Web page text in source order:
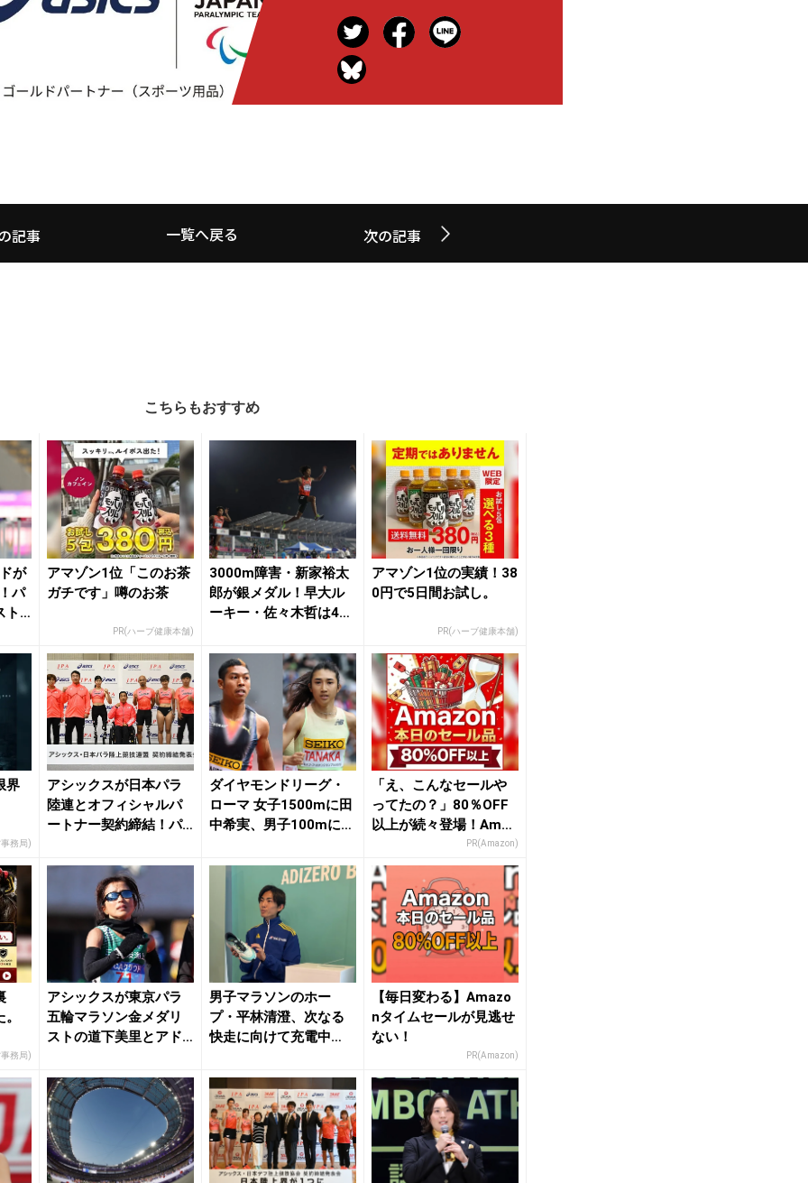
記事 一覧へ戻る 次の記事
こちらもおすすめ
が
パ
ト
アマゾン1位「このお茶
ガチです」噂のお茶
PR(ハーブ健康本舗)
3000m障害・新家裕太
郎が銀メダル！早大ル
ーキー・佐々木哲は4位
アマゾン1位の実績！38
0円で5日間お試し。
PR(ハーブ健康本舗)
界
務局)
アシックスが日本パラ
陸連とオフィシャルパ
ートナー契約締結！パ
ダイヤモンドリーグ・
ローマ 女子1500mに田
中希実、男子100mにサ
「え、こんなセールや
ってたの？」80％OFF
以上が続々登場！Amaz
PR(Amazon)
務局)
アシックスが東京パラ
五輪マラソン金メダリ
ストの道下美里とアド
男子マラソンのホー
プ・平林清澄、次なる
快走に向けて充電中
中で...
【毎日変わる】Amazo
nタイムセールが見逃せ
ない！
PR(Amazon)